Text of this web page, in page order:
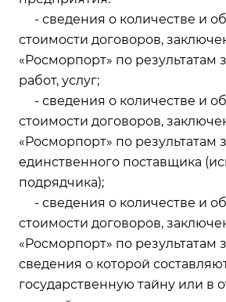
- сведения о количестве и
стоимости договоров,
«Росморпорт» по результатам
работ, услуг;
- сведения о количестве и
стоимости договоров,
«Росморпорт» по результатам
единственного поставщика
подрядчика);
- сведения о количестве и
стоимости договоров,
«Росморпорт» по результатам
сведения о которой
государственную тайну или в